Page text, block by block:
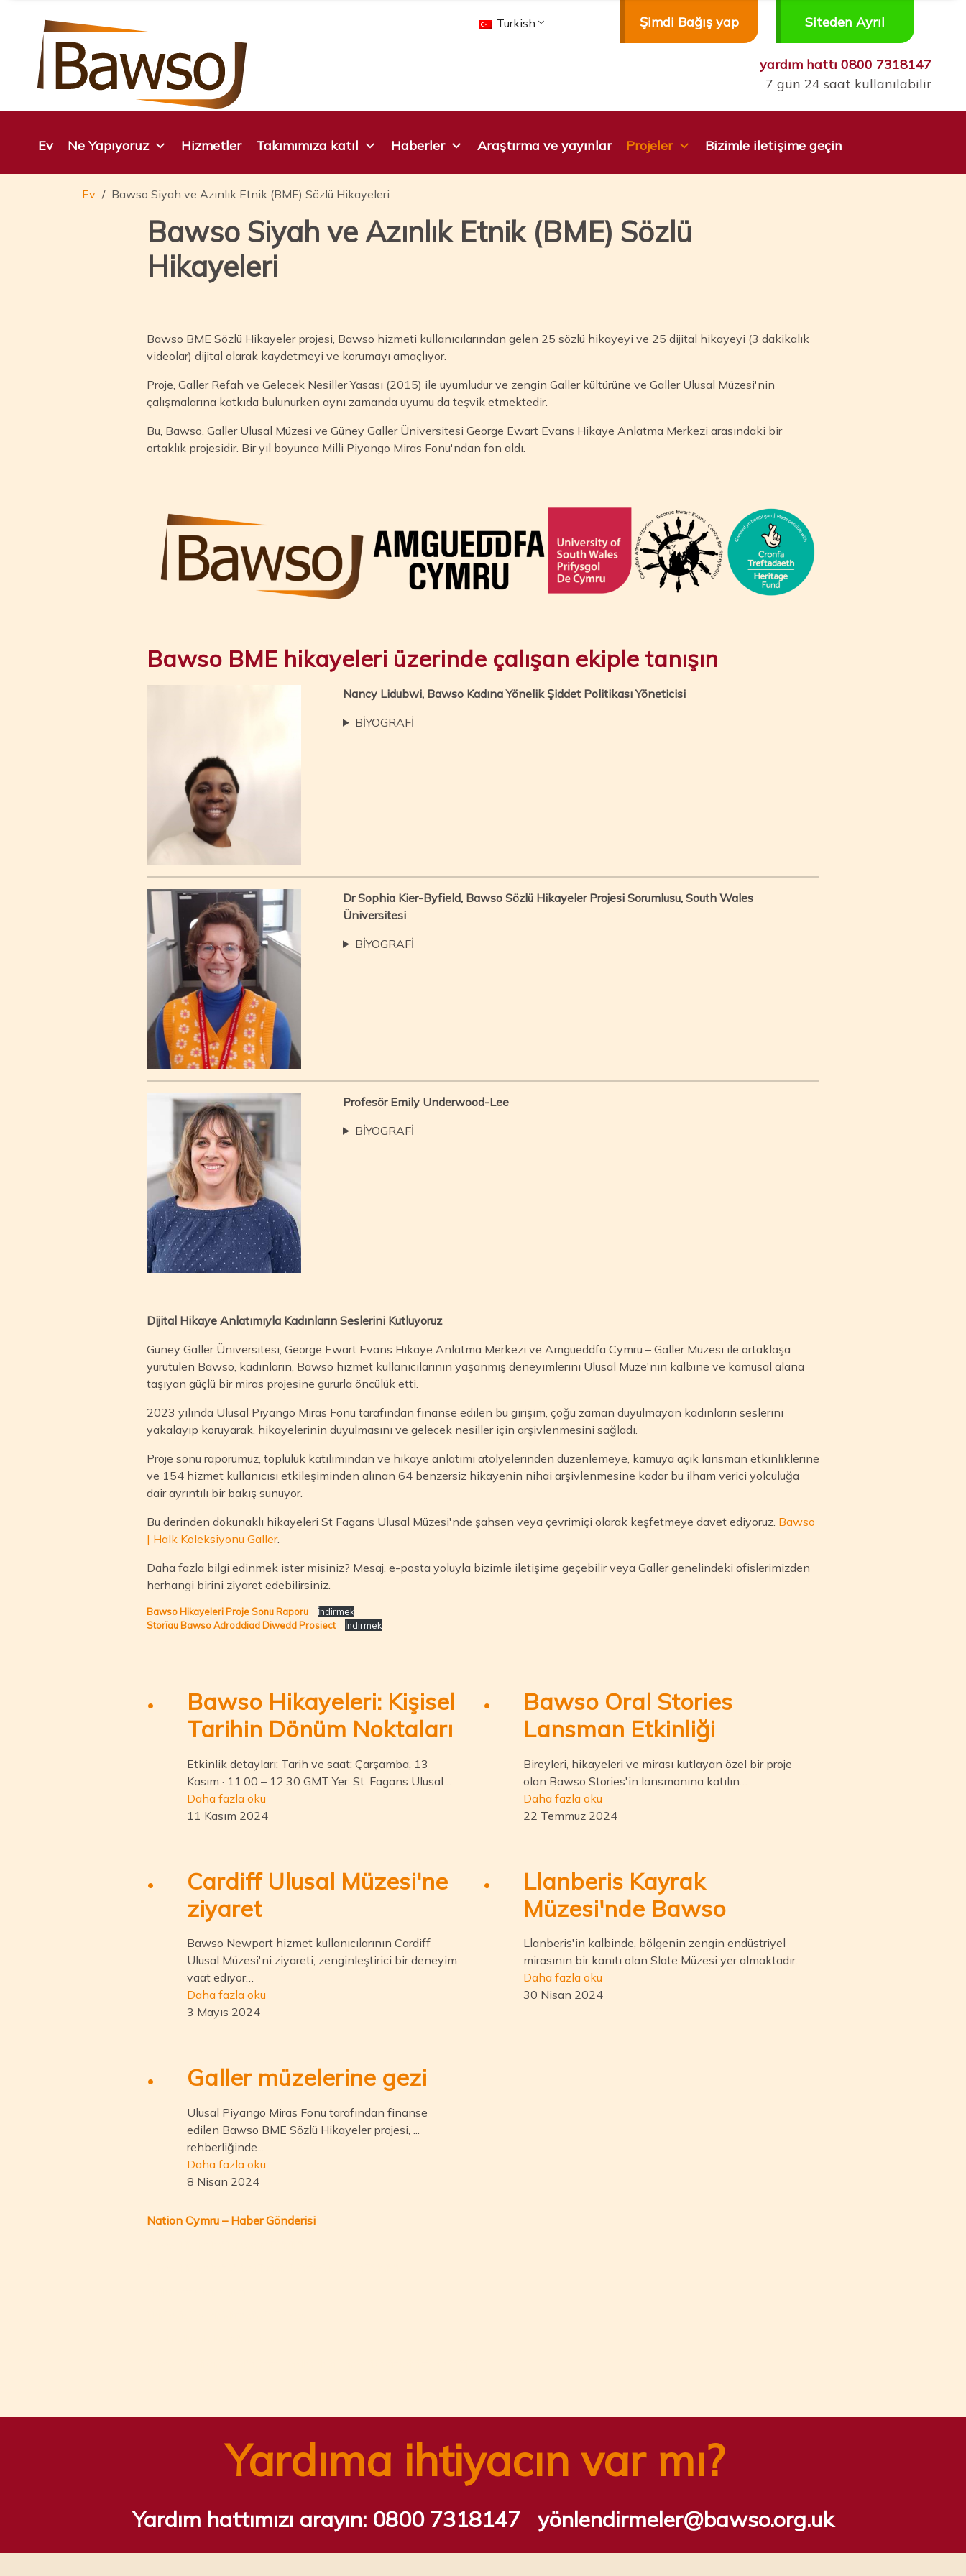
Turkish Şimdi Bağış yap Siteden Ayrıl
yardım hattı 0800 7318147
7 gün 24 saat kullanılabilir
Ev Ne Yapıyoruz Hizmetler Takımımıza katıl Haberler Araştırma ve yayınlar Projeler Bizimle iletişime geçin
Ev Bawso Siyah ve Azınlık Etnik (BME) Sözlü Hikayeleri
Bawso Siyah ve Azınlık Etnik (BME) Sözlü
Hikayeleri
Bawso BME Sözlü Hikayeler projesi, Bawso hizmeti kullanıcılarından gelen 25 sözlü hikayeyi ve 25 dijital hikayeyi (3 dakikalık
videolar) dijital olarak kaydetmeyi ve korumayı amaçlıyor.
Proje, Galler Refah ve Gelecek Nesiller Yasası (2015) ile uyumludur ve zengin Galler kültürüne ve Galler Ulusal Müzesi'nin
çalışmalarına katkıda bulunurken aynı zamanda uyumu da teşvik etmektedir.
Bu, Bawso, Galler Ulusal Müzesi ve Güney Galler Üniversitesi George Ewart Evans Hikaye Anlatma Merkezi arasındaki bir
ortaklık projesidir. Bir yıl boyunca Milli Piyango Miras Fonu'ndan fon aldı.
Bawso BME hikayeleri üzerinde çalışan ekiple tanışın
Nancy Lidubwi, Bawso Kadına Yönelik Şiddet Politikası Yöneticisi
BİYOGRAFİ
Dr Sophia Kier-Byfield, Bawso Sözlü Hikayeler Projesi Sorumlusu, South Wales
Üniversitesi
BİYOGRAFİ
Profesör Emily Underwood-Lee
BİYOGRAFİ
Dijital Hikaye Anlatımıyla Kadınların Seslerini Kutluyoruz
Güney Galler Üniversitesi, George Ewart Evans Hikaye Anlatma Merkezi ve Amgueddfa Cymru – Galler Müzesi ile ortaklaşa
yürütülen Bawso, kadınların, Bawso hizmet kullanıcılarının yaşanmış deneyimlerini Ulusal Müze'nin kalbine ve kamusal alana
taşıyan güçlü bir miras projesine gururla öncülük etti.
2023 yılında Ulusal Piyango Miras Fonu tarafından finanse edilen bu girişim, çoğu zaman duyulmayan kadınların seslerini
yakalayıp koruyarak, hikayelerinin duyulmasını ve gelecek nesiller için arşivlenmesini sağladı.
Proje sonu raporumuz, topluluk katılımından ve hikaye anlatımı atölyelerinden düzenlemeye, kamuya açık lansman etkinliklerine
ve 154 hizmet kullanıcısı etkileşiminden alınan 64 benzersiz hikayenin nihai arşivlenmesine kadar bu ilham verici yolculuğa
dair ayrıntılı bir bakış sunuyor.
Bu derinden dokunaklı hikayeleri St Fagans Ulusal Müzesi'nde şahsen veya çevrimiçi olarak keşfetmeye davet ediyoruz. Bawso
| Halk Koleksiyonu Galler.
Daha fazla bilgi edinmek ister misiniz? Mesaj, e-posta yoluyla bizimle iletişime geçebilir veya Galler genelindeki ofislerimizden
herhangi birini ziyaret edebilirsiniz.
Bawso Hikayeleri Proje Sonu Raporu
İndirmek
Storïau Bawso Adroddiad Diwedd Prosiect
İndirmek
Bawso Hikayeleri: Kişisel
Tarihin Dönüm Noktaları
Etkinlik detayları: Tarih ve saat: Çarşamba, 13
Kasım · 11:00 – 12:30 GMT Yer: St. Fagans Ulusal…
Daha fazla oku
11 Kasım 2024
Bawso Oral Stories
Lansman Etkinliği
Bireyleri, hikayeleri ve mirası kutlayan özel bir proje
olan Bawso Stories'in lansmanına katılın…
Daha fazla oku
22 Temmuz 2024
Cardiff Ulusal Müzesi'ne
ziyaret
Bawso Newport hizmet kullanıcılarının Cardiff
Ulusal Müzesi'ni ziyareti, zenginleştirici bir deneyim
vaat ediyor…
Daha fazla oku
3 Mayıs 2024
Llanberis Kayrak
Müzesi'nde Bawso
Llanberis'in kalbinde, bölgenin zengin endüstriyel
mirasının bir kanıtı olan Slate Müzesi yer almaktadır.
Daha fazla oku
30 Nisan 2024
Galler müzelerine gezi
Ulusal Piyango Miras Fonu tarafından finanse
edilen Bawso BME Sözlü Hikayeler projesi, ...
rehberliğinde...
Daha fazla oku
8 Nisan 2024
Nation Cymru – Haber Gönderisi
Yardıma ihtiyacın var mı?
Yardım hattımızı arayın: 0800 7318147 yönlendirmeler@bawso.org.uk